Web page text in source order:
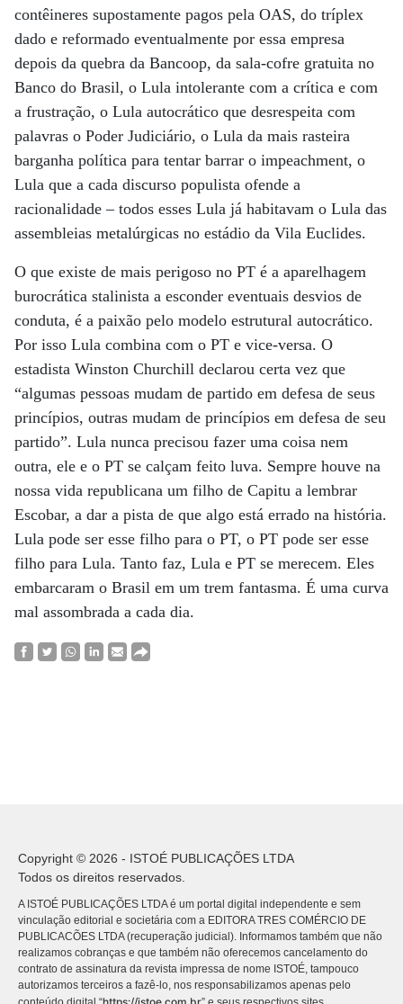
contêineres supostamente pagos pela OAS, do tríplex
dado e reformado eventualmente por essa empresa
depois da quebra da Bancoop, da sala-cofre gratuita no
Banco do Brasil, o Lula intolerante com a crítica e com
a frustração, o Lula autocrático que desrespeita com
palavras o Poder Judiciário, o Lula da mais rasteira
barganha política para tentar barrar o impeachment, o
Lula que a cada discurso populista ofende a
racionalidade – todos esses Lula já habitavam o Lula das
assembleias metalúrgicas no estádio da Vila Euclides.
O que existe de mais perigoso no PT é a aparelhagem
burocrática stalinista a esconder eventuais desvios de
conduta, é a paixão pelo modelo estrutural autocrático.
Por isso Lula combina com o PT e vice-versa. O
estadista Winston Churchill declarou certa vez que
“algumas pessoas mudam de partido em defesa de seus
princípios, outras mudam de princípios em defesa de seu
partido”. Lula nunca precisou fazer uma coisa nem
outra, ele e o PT se calçam feito luva. Sempre houve na
nossa vida republicana um filho de Capitu a lembrar
Escobar, a dar a pista de que algo está errado na história.
Lula pode ser esse filho para o PT, o PT pode ser esse
filho para Lula. Tanto faz, Lula e PT se merecem. Eles
embarcaram o Brasil em um trem fantasma. É uma curva
mal assombrada a cada dia.
Copyright © 2026 - ISTOÉ PUBLICAÇÕES LTDA
Todos os direitos reservados.
A ISTOÉ PUBLICAÇÕES LTDA é um portal digital independente e sem
vinculação editorial e societária com a EDITORA TRES COMÉRCIO DE
PUBLICACÕES LTDA (recuperação judicial). Informamos também que não
realizamos cobranças e que também não oferecemos cancelamento do
contrato de assinatura da revista impressa de nome ISTOÉ, tampouco
autorizamos terceiros a fazê-lo, nos responsabilizamos apenas pelo